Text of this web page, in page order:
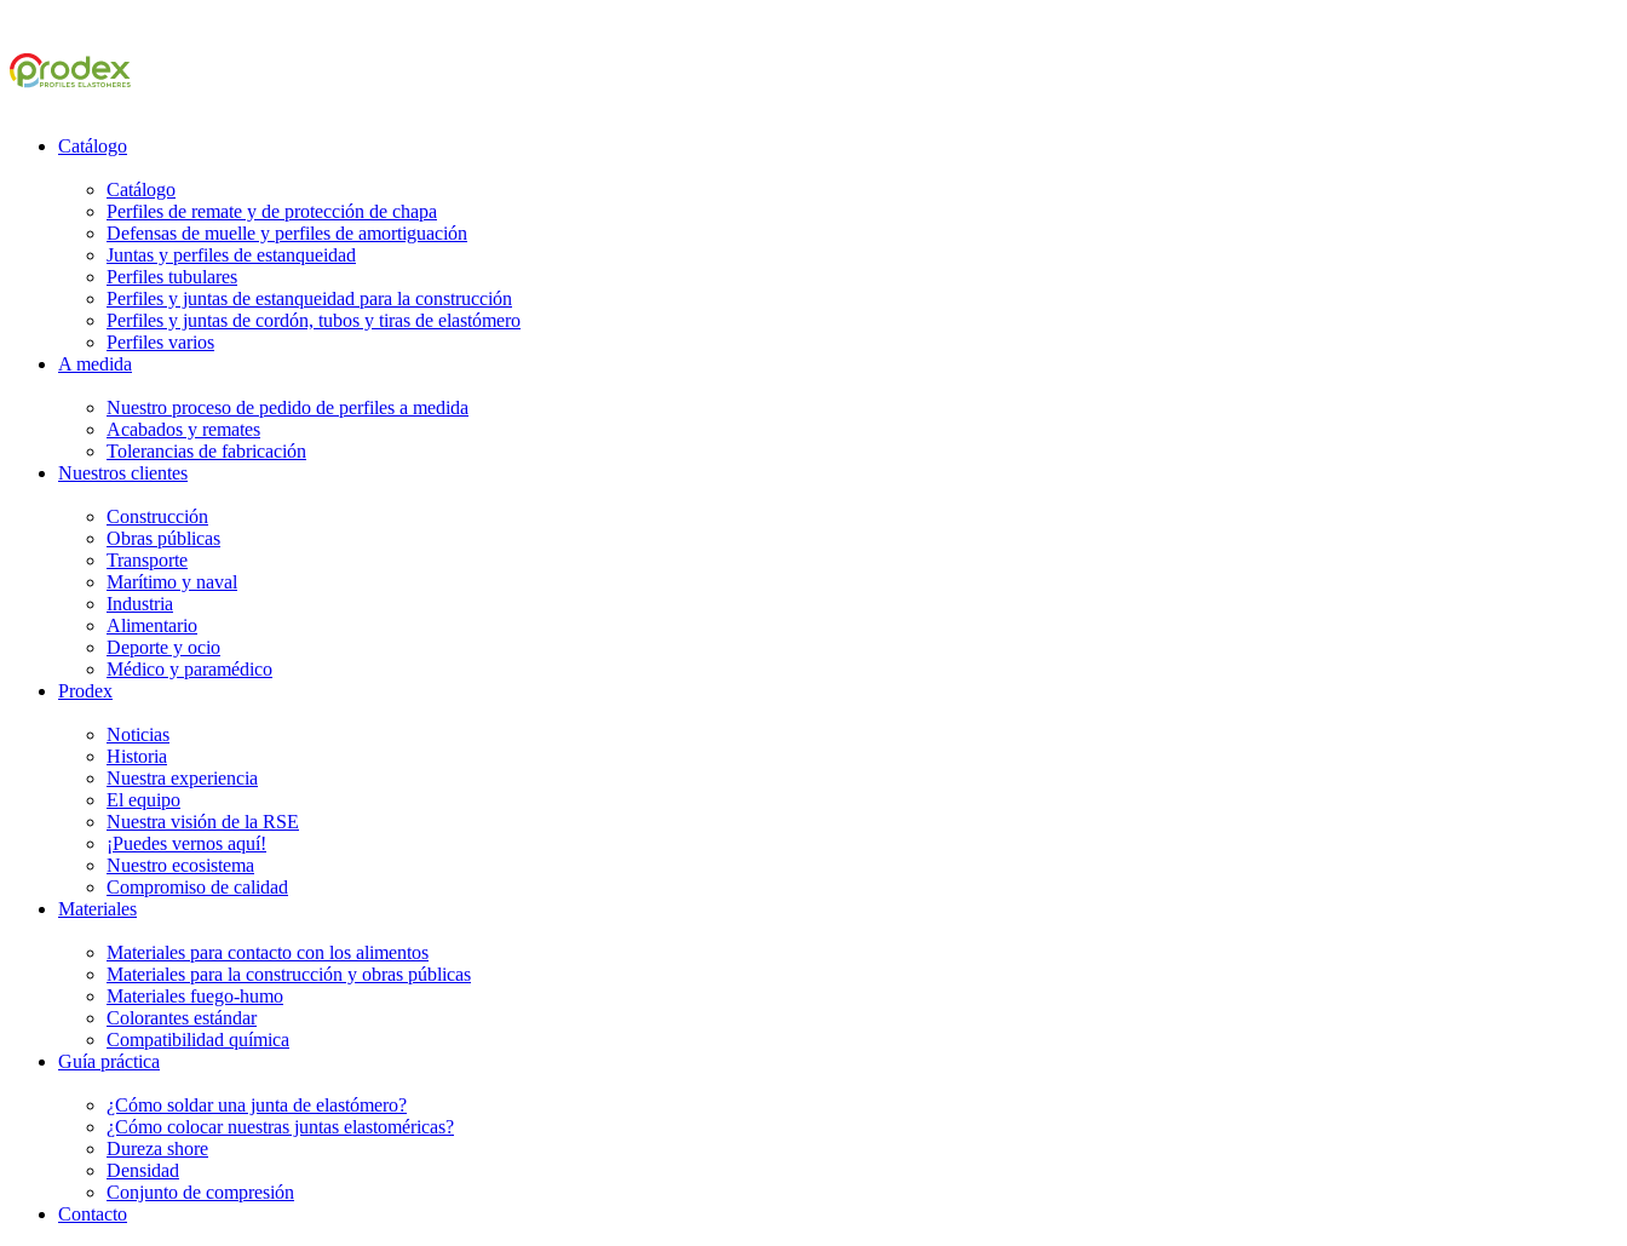
Catálogo
Catálogo
Perfiles de remate y de protección de chapa
Defensas de muelle y perfiles de amortiguación
Juntas y perfiles de estanqueidad
Perfiles tubulares
Perfiles y juntas de estanqueidad para la construcción
Perfiles y juntas de cordón, tubos y tiras de elastómero
Perfiles varios
A medida
Nuestro proceso de pedido de perfiles a medida
Acabados y remates
Tolerancias de fabricación
Nuestros clientes
Construcción
Obras públicas
Transporte
Marítimo y naval
Industria
Alimentario
Deporte y ocio
Médico y paramédico
Prodex
Noticias
Historia
Nuestra experiencia
El equipo
Nuestra visión de la RSE
¡Puedes vernos aquí!
Nuestro ecosistema
Compromiso de calidad
Materiales
Materiales para contacto con los alimentos
Materiales para la construcción y obras públicas
Materiales fuego-humo
Colorantes estándar
Compatibilidad química
Guía práctica
¿Cómo soldar una junta de elastómero?
¿Cómo colocar nuestras juntas elastoméricas?
Dureza shore
Densidad
Conjunto de compresión
Contacto